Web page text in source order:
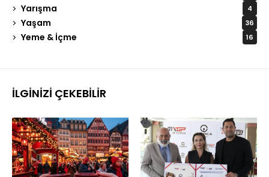
Yarışma 4
Yaşam 36
Yeme & İçme 16
İLGINIZI ÇEKEBILIR